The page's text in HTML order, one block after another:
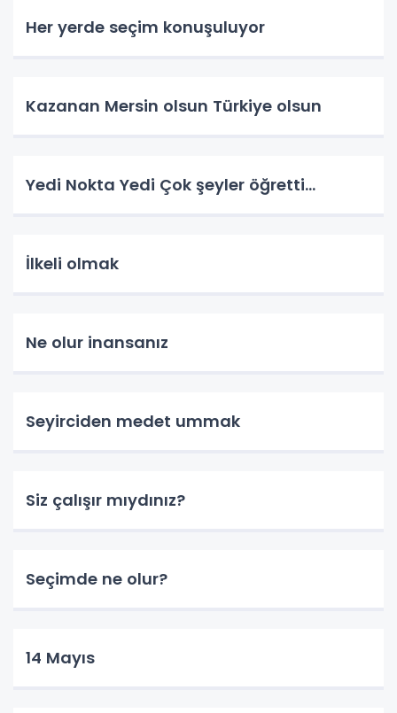
Her yerde seçim konuşuluyor
Kazanan Mersin olsun Türkiye olsun
Yedi Nokta Yedi Çok şeyler öğretti…
İlkeli olmak
Ne olur inansanız
Seyirciden medet ummak
Siz çalışır mıydınız?
Seçimde ne olur?
14 Mayıs